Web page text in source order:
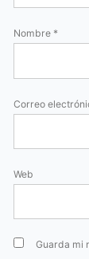
Nombre *
Correo
Web
Guarda mi